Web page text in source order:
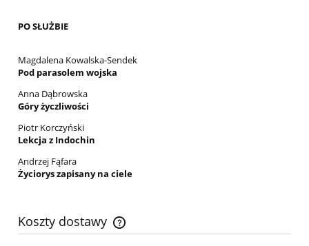
PO SŁUŻBIE
Magdalena Kowalska-Sendek
Pod parasolem wojska
Anna Dąbrowska
Góry życzliwości
Piotr Korczyński
Lekcja z Indochin
Andrzej Fąfara
Życiorys zapisany na ciele
Koszty dostawy
Cena nie zawiera ewentualnych kosztów płatności